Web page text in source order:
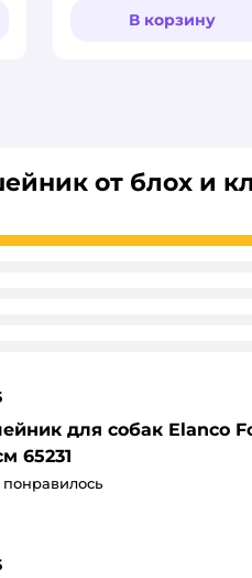
В корзину
от блох и
для собак Elanco
65231
понравилось